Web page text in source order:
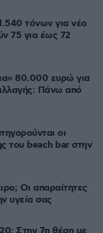
τόνων για νέο
75 για έως 72
80.000 ευρώ για
Πάνω από
οι
του beach bar στην
Οι απαραίτητες
υγεία σας